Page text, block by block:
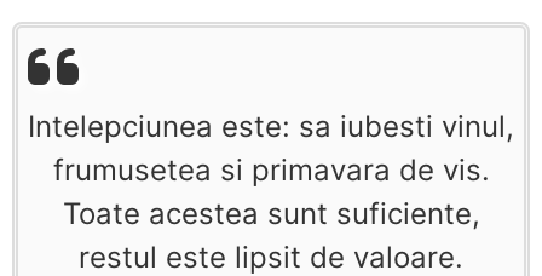
Intelepciunea este: sa iubesti vinul,
frumusetea si primavara de vis.
Toate acestea sunt suficiente,
restul este lipsit de valoare.